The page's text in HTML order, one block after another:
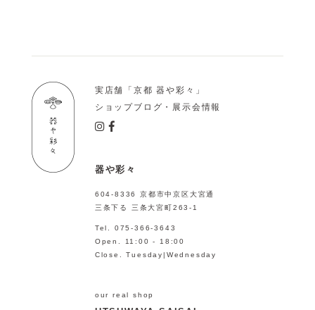
実店舗「京都 器や彩々」
ショップブログ・展示会情報
器や彩々
604-8336 京都市中京区大宮通
三条下る 三条大宮町263-1
Tel. 075-366-3643
Open. 11:00 - 18:00
Close. Tuesday|Wednesday
our real shop